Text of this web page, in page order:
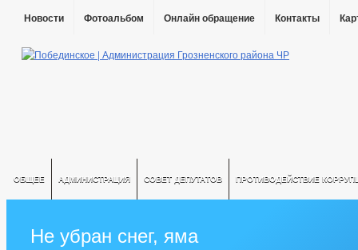
Новости Фотоальбом Онлайн обращение Контакты
ОБЩЕЕ АДМИНИСТРАЦИЯ СОВЕТ ДЕПУТАТОВ ПРОТИВОДЕЙСТВИЕ
Не убран снег, яма